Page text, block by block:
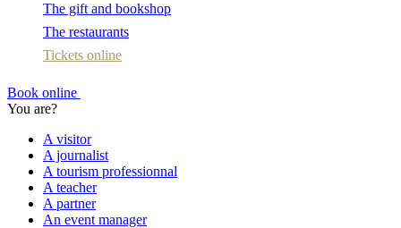
The gift and bookshop
The restaurants
Tickets online
Book online
You are?
A visitor
A journalist
A tourism professionnal
A teacher
A partner
An event manager